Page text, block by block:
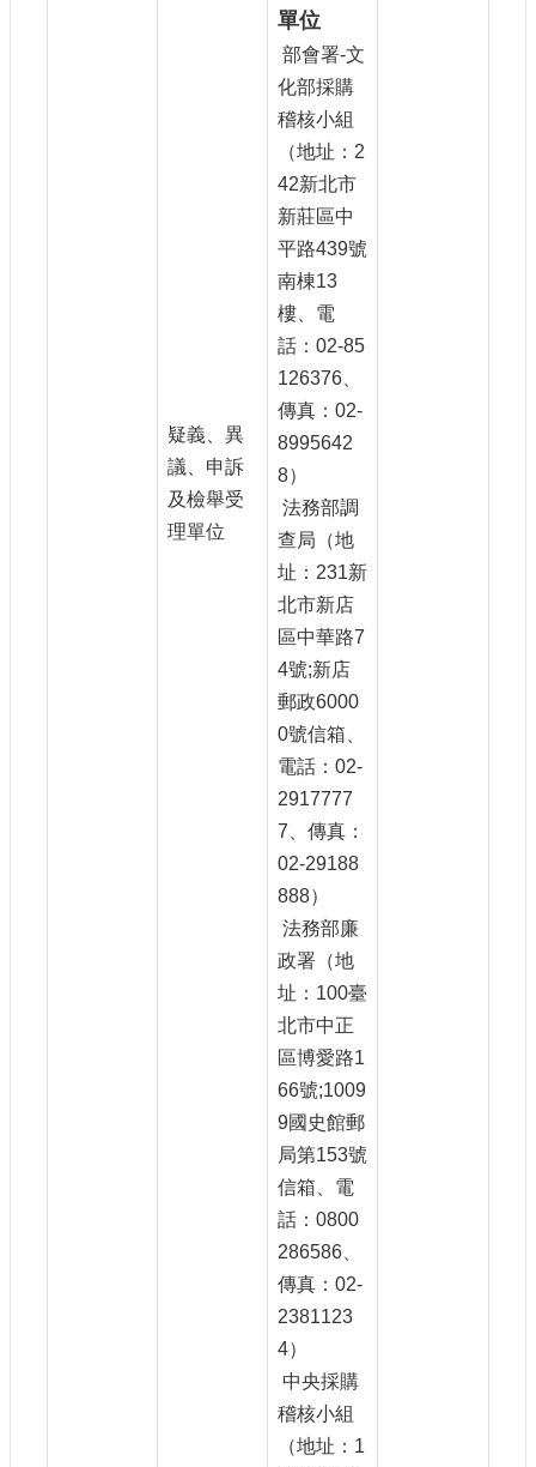
疑義、異
議、申訴
及檢舉受
理單位
單位
部會署-文
化部採購
稽核小組
（地址：2
42新北市
新莊區中
平路439號
南棟13
樓、電
話：02-85
126376、
傳真：02-
8995642
8）
法務部調
查局（地
址：231新
北市新店
區中華路7
4號;新店
郵政6000
0號信箱、
電話：02-
2917777
7、傳真：
02-29188
888）
法務部廉
政署（地
址：100臺
北市中正
區博愛路1
66號;1009
9國史館郵
局第153號
信箱、電
話：0800
286586、
傳真：02-
2381123
4）
中央採購
稽核小組
（地址：1